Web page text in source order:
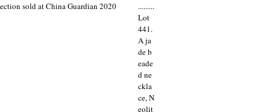
.........
Lot
441.
A ja
de b
eade
d ne
ckla
ce, N
eolit